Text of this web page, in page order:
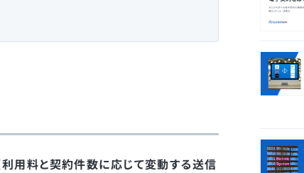
用料と契約件数に応じて変動する送信